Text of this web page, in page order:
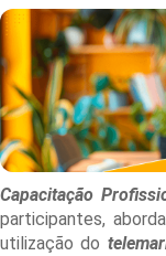
Capacitação
participantes,
utilização do